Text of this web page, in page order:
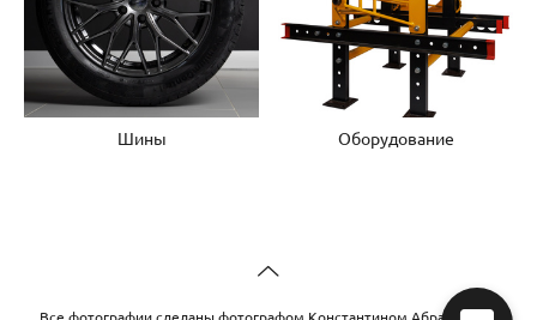
Шины Оборудование
Все фотографии сделаны фотографом Константином Абрамовым